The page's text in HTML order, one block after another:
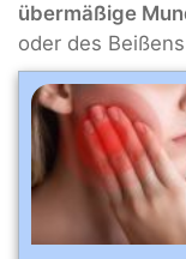
übermäßige
oder des